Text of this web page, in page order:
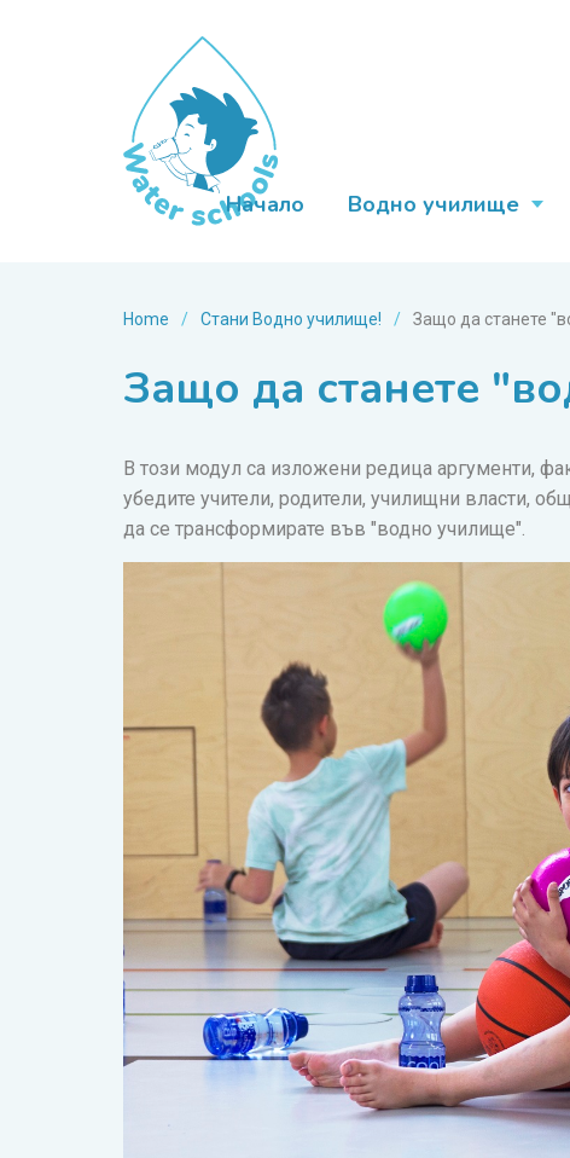
Начало Водно училище
Home / Стани Водно училище! / Защо да станете
Защо да станете
В този модул са изложени редица аргументи,
убедите учители, родители, училищни власти,
да се трансформирате във "водно училище".